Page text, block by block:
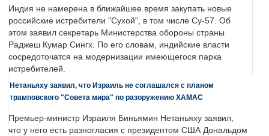
Индия не намерена в ближайшее время закупать новые
российские истребители "Сухой", в том числе Су-57. Об
этом заявил секретарь Министерства обороны страны
Раджеш Кумар Сингх. По его словам, индийские власти
сосредоточатся на модернизации имеющегося парка
истребителей.
Нетаньяху заявил, что Израиль не соглашался с планом
трамповского "Совета мира" по разоружению ХАМАС
Премьер-министр Израиля Биньямин Нетаньяху заявил,
что у него есть разногласия с президентом США Дональдом